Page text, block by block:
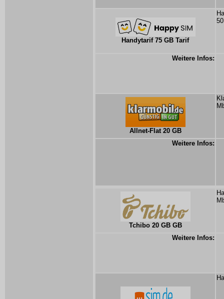
Handytarif 75 GB Tarif
Weitere Infos:
Allnet-Flat 20 GB
Weitere Infos:
Tchibo 20 GB GB
Weitere Infos: